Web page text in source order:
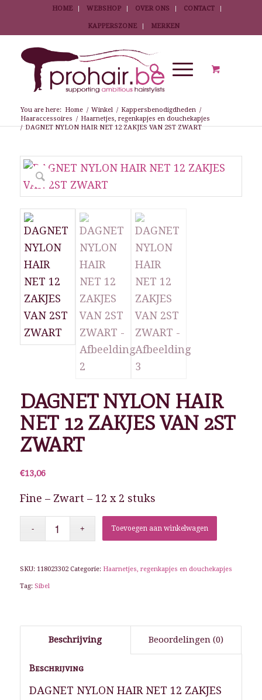
HOME WEBSHOP OVER ONS CONTACT
KAPPERSZONE MERKEN
You are here: Home / Winkel / Kappersbenodigdheden /
Haaraccessoires / Haarnetjes, regenkapjes en douchekapjes
/ DAGNET NYLON HAIR NET 12 ZAKJES VAN 2ST ZWART
DAGNET NYLON HAIR
NET 12 ZAKJES VAN 2ST
ZWART
€13,06
Fine – Zwart – 12 x 2 stuks
Toevoegen aan winkelwagen
SKU: 118023302 Categorie: Haarnetjes, regenkapjes en douchekapjes
Tag: Sibel
Beschrijving Beoordelingen (0)
Beschrijving
DAGNET NYLON HAIR NET 12 ZAKJES